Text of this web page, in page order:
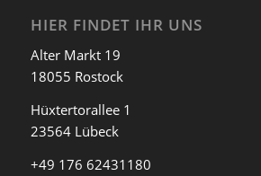
HIER FINDET IHR UNS
Alter Markt 19
18055 Rostock
Hüxtertorallee 1
23564 Lübeck
+49 176 62431180